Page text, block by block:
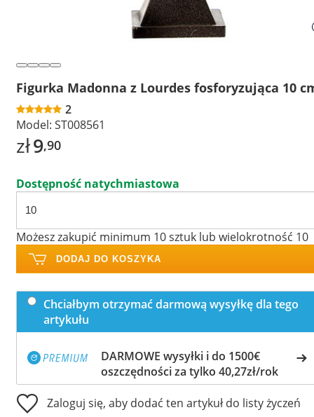
Figurka Madonna z Lourdes fosforyzująca 10
2
Model: ST008561
zł9,90
Dostępność natychmiastowa
Możesz zakupić minimum 10 sztuk lub wielokrotność 10
DODAJ DO KOSZYKA
Chciałbym otrzymać darmową wysyłkę dla tego
artykułu
DARMOWE wysyłki i do 1500€
oszczędności za tylko 40,27zł/rok
Zaloguj się, aby dodać ten artykuł do listy życzeń